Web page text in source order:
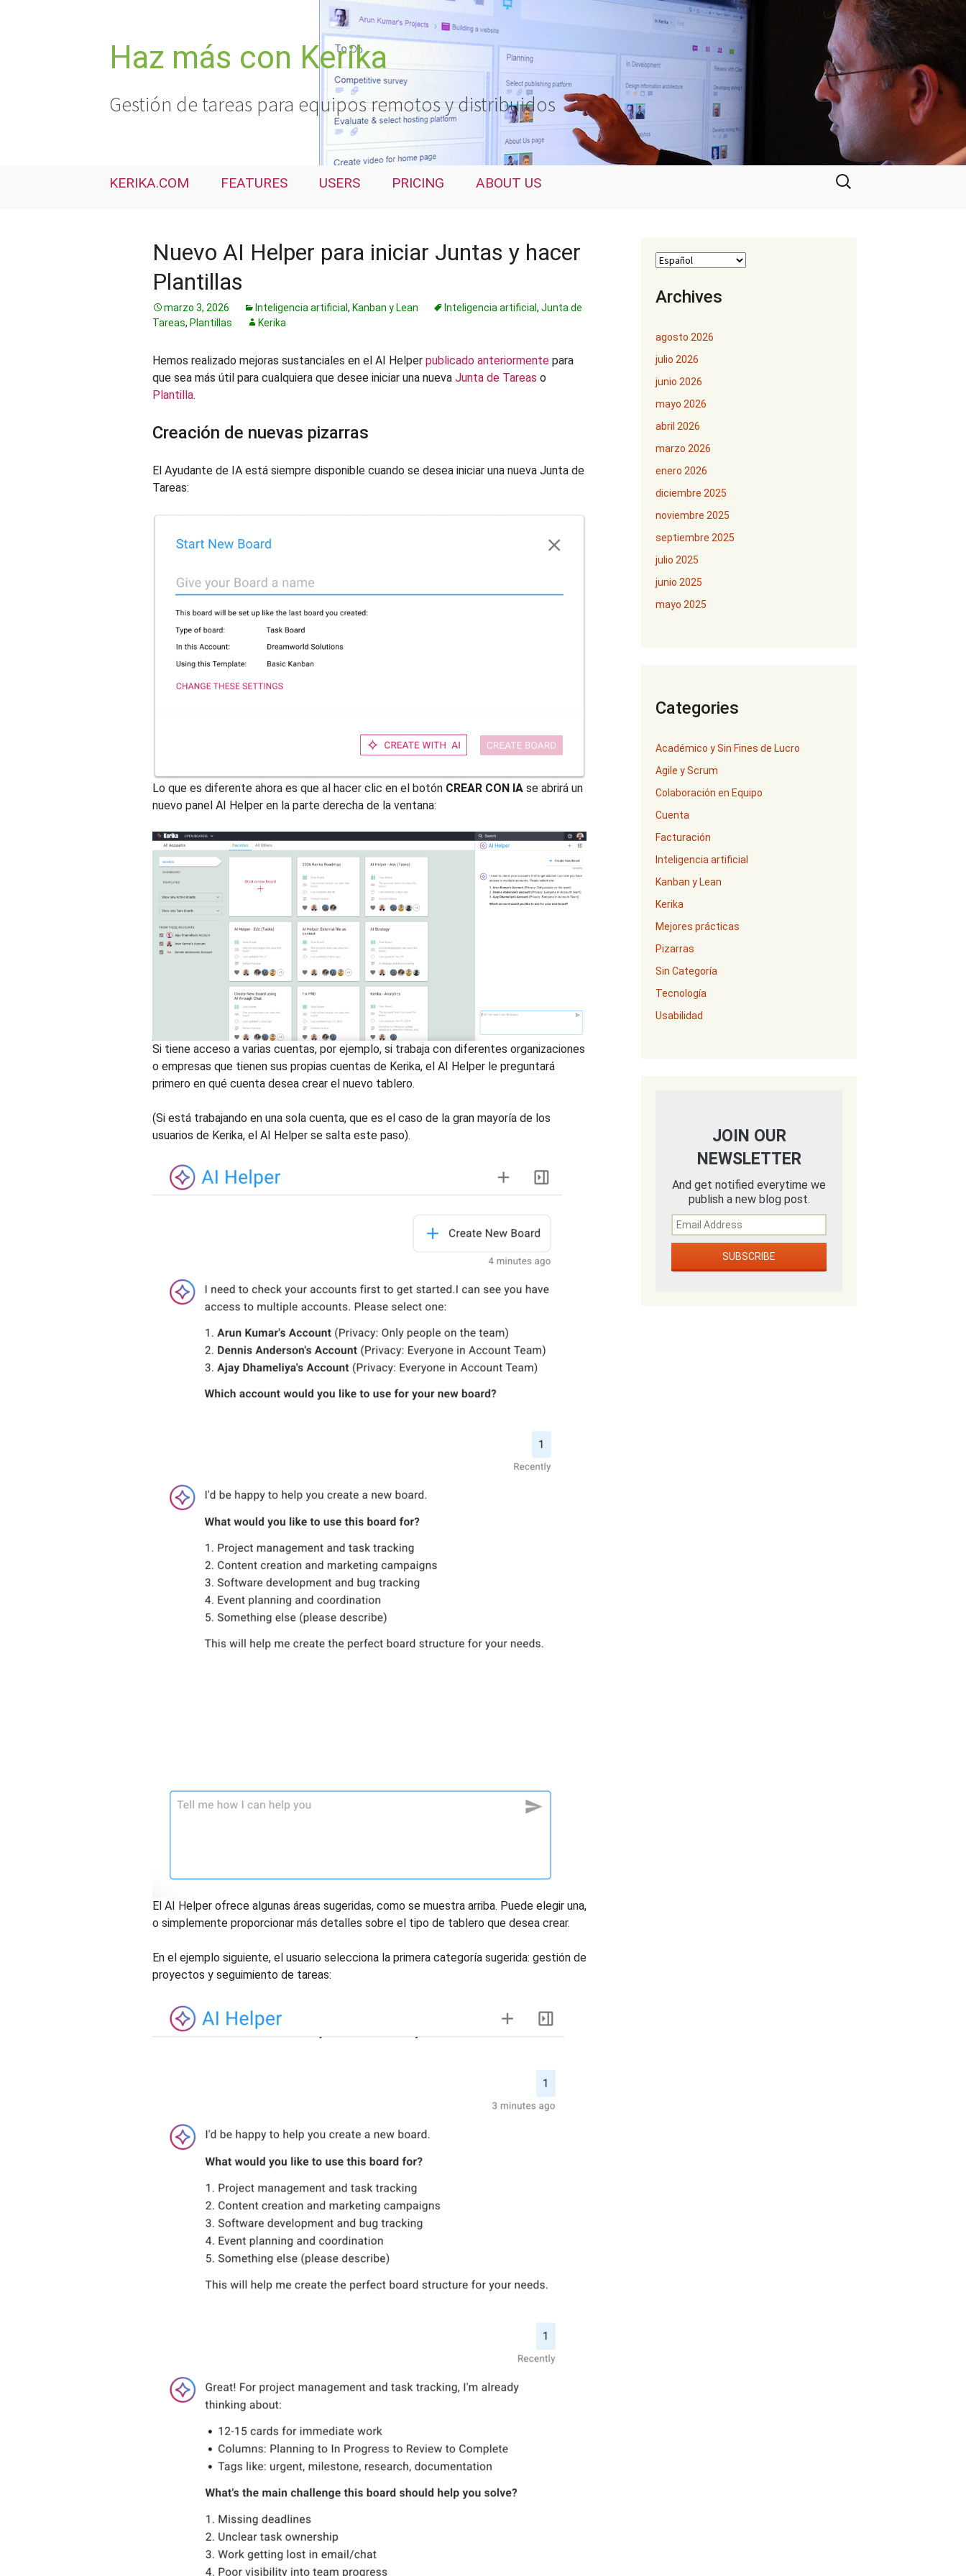
Haz más con Kerika
Gestión de tareas para equipos remotos y distribuidos
KERIKA.COM FEATURES USERS PRICING ABOUT US
Buscar:
Nuevo AI Helper para iniciar Juntas y hacer
Plantillas
marzo 3, 2026 Inteligencia artificial , Kanban y Lean Inteligencia artificial , Junta de
Tareas, Plantillas Kerika
Hemos realizado mejoras sustanciales en el AI Helper publicado anteriormente para
que sea más útil para cualquiera que desee iniciar una nueva Junta de Tareas o
Plantilla.
Creación de nuevas pizarras
El Ayudante de IA está siempre disponible cuando se desea iniciar una nueva Junta de
Tareas:
Lo que es diferente ahora es que al hacer clic en el botón CREAR CON IA se abrirá un
nuevo panel AI Helper en la parte derecha de la ventana:
Si tiene acceso a varias cuentas, por ejemplo, si trabaja con diferentes organizaciones
o empresas que tienen sus propias cuentas de Kerika, el AI Helper le preguntará
primero en qué cuenta desea crear el nuevo tablero.
(Si está trabajando en una sola cuenta, que es el caso de la gran mayoría de los
usuarios de Kerika, el AI Helper se salta este paso).
El AI Helper ofrece algunas áreas sugeridas, como se muestra arriba. Puede elegir una,
o simplemente proporcionar más detalles sobre el tipo de tablero que desea crear.
En el ejemplo siguiente, el usuario selecciona la primera categoría sugerida: gestión de
proyectos y seguimiento de tareas:
Archives
agosto 2026
julio 2026
junio 2026
mayo 2026
abril 2026
marzo 2026
enero 2026
diciembre 2025
noviembre 2025
septiembre 2025
julio 2025
junio 2025
mayo 2025
Categories
Académico y Sin Fines de Lucro
Agile y Scrum
Colaboración en Equipo
Cuenta
Facturación
Inteligencia artificial
Kanban y Lean
Kerika
Mejores prácticas
Pizarras
Sin Categoría
Tecnología
Usabilidad
JOIN OUR
NEWSLETTER
And get notified everytime we
publish a new blog post.